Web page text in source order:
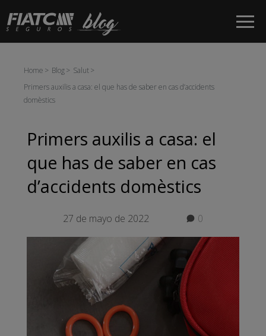
Salta al contingut principal
Home Blog
Salut
Primers auxilis a casa: el que has de saber en cas d’accidents
domèstics
Primers auxilis a casa: el
que has de saber en cas
d’accidents domèstics
27 de mayo de 2022 0